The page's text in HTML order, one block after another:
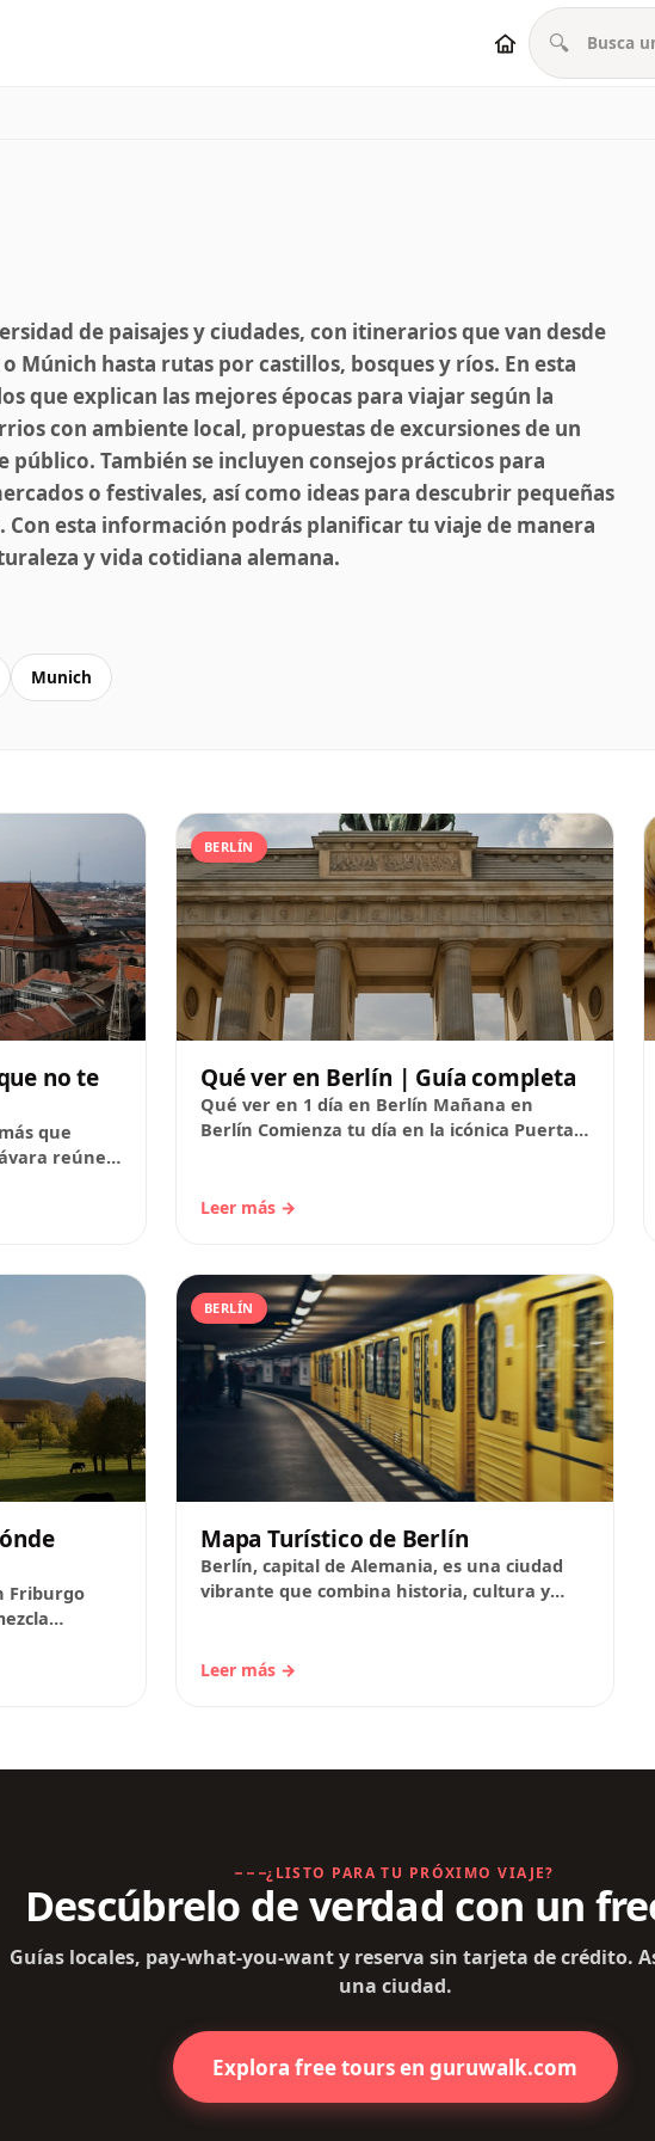
🔍
de paisajes y ciudades, con itinerarios que van desde
Múnich hasta rutas por castillos, bosques y ríos. En esta
que explican las mejores épocas para viajar según la
con ambiente local, propuestas de excursiones de un
También se incluyen consejos prácticos para
o festivales, así como ideas para descubrir pequeñas
Con esta información podrás planificar tu viaje de manera
y vida cotidiana alemana.
Munich
no te
que
reúne
BERLÍN
Qué ver en Berlín | Guía completa
Qué ver en 1 día en Berlín Mañana en
Berlín Comienza tu día en la icónica Puerta
Leer más →
Friburgo
BERLÍN
Mapa Turístico de Berlín
Berlín, capital de Alemania, es una ciudad
vibrante que combina historia, cultura y
Leer más →
¿LISTO PARA TU PRÓXIMO VIAJE?
Descúbrelo de verdad con un
Guías locales, pay-what-you-want y reserva sin tarjeta de crédito.
una ciudad.
Explora free tours en guruwalk.com